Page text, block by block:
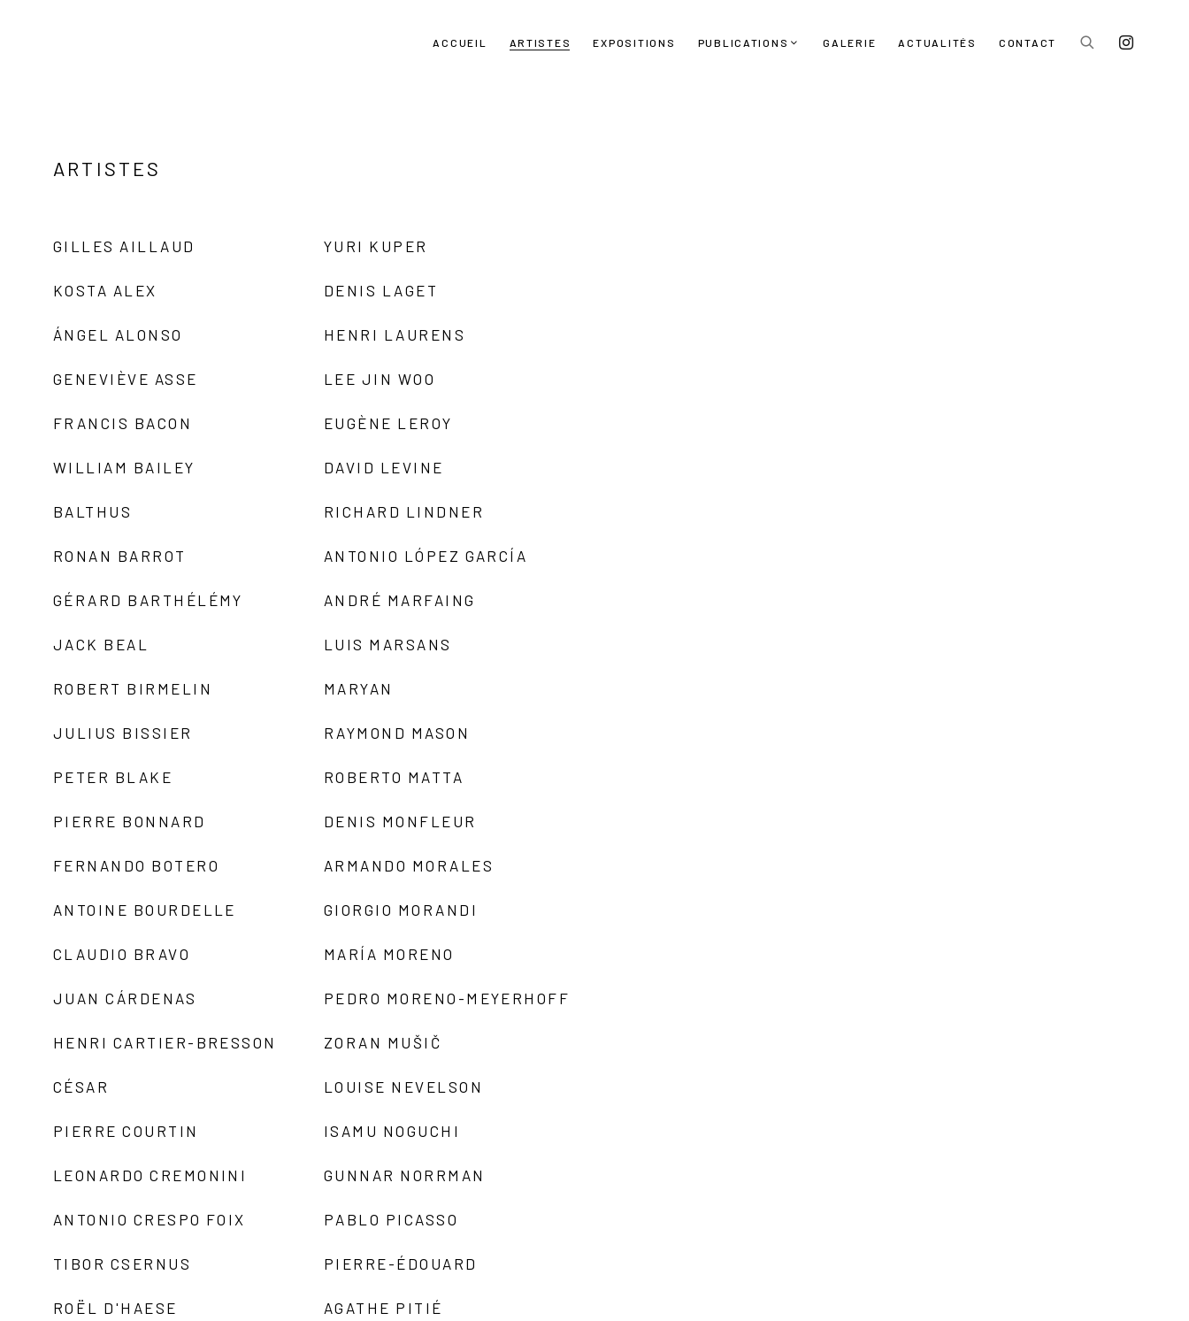
ACCUEIL ARTISTES EXPOSITIONS PUBLICATIONS GALERIE ACTUALITÉS CONTACT
ARTISTES
GILLES AILLAUD
KOSTA ALEX
ÁNGEL ALONSO
GENEVIÈVE ASSE
FRANCIS BACON
WILLIAM BAILEY
BALTHUS
RONAN BARROT
GÉRARD BARTHÉLÉMY
JACK BEAL
ROBERT BIRMELIN
JULIUS BISSIER
PETER BLAKE
PIERRE BONNARD
FERNANDO BOTERO
ANTOINE BOURDELLE
CLAUDIO BRAVO
JUAN CÁRDENAS
HENRI CARTIER-BRESSON
CÉSAR
PIERRE COURTIN
LEONARDO CREMONINI
ANTONIO CRESPO FOIX
TIBOR CSERNUS
ROËL D'HAESE
YURI KUPER
DENIS LAGET
HENRI LAURENS
LEE JIN WOO
EUGÈNE LEROY
DAVID LEVINE
RICHARD LINDNER
ANTONIO LÓPEZ GARCÍA
ANDRÉ MARFAING
LUIS MARSANS
MARYAN
RAYMOND MASON
ROBERTO MATTA
DENIS MONFLEUR
ARMANDO MORALES
GIORGIO MORANDI
MARÍA MORENO
PEDRO MORENO-MEYERHOFF
ZORAN MUŠIČ
LOUISE NEVELSON
ISAMU NOGUCHI
GUNNAR NORRMAN
PABLO PICASSO
PIERRE-ÉDOUARD
AGATHE PITIÉ